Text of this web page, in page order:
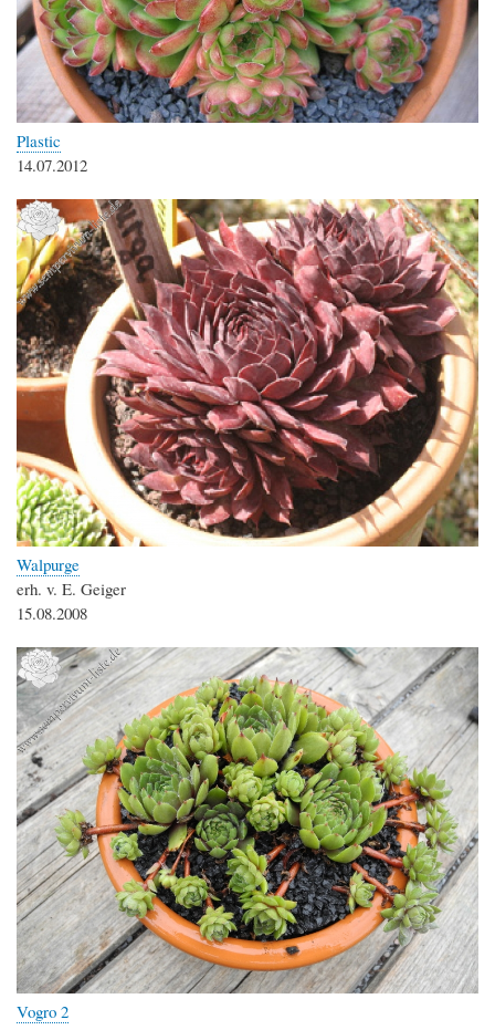
Plastic
14.07.2012
Walpurge
erh. v. E. Geiger
15.08.2008
Vogro 2